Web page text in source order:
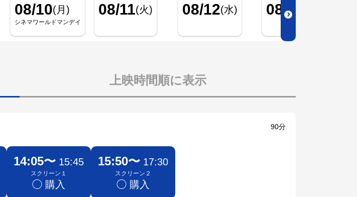
08/10(月)
シネマワールドマンデイ
08/11(火) 08/12(水) 08/13
上映時間順に表示
14:05〜 15:45
スクリーン１
◯ 購入
15:50〜 17:30
スクリーン２
◯ 購入
90分